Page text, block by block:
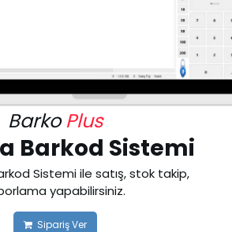
BarkoPlus
Barkod Sistemi
Sistemi ile satış, stok takip,
yapabilirsiniz.
Sipariş Ver